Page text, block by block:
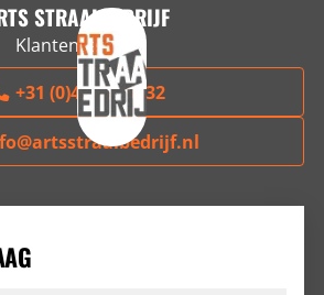
STRAALBEDRIJF
Klantenservice
+31 (0)497-229032